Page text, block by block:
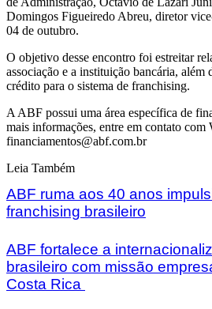
Domingos Figueiredo Abreu, diretor
04 de outubro.
O objetivo desse encontro foi estreitar
associação e a instituição bancária, além
crédito para o sistema de franchising.
A ABF possui uma área específica de
mais informações, entre em contato com
financiamentos@abf.com.br
Leia Também
ABF ruma aos 40 anos
franchising brasileiro
ABF fortalece a
brasileiro com missão
Costa Rica